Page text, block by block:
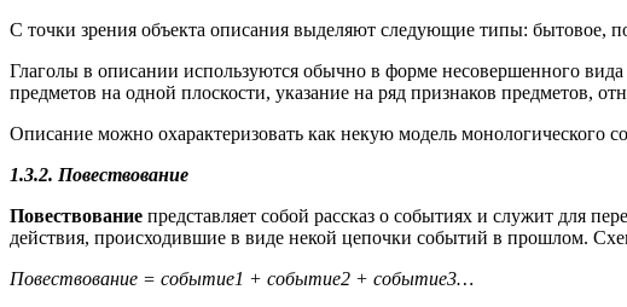
С точки зрения объекта описания выделяют следующие типы: бытовое,
Глаголы в описании используются обычно в форме несовершенного
предметов на одной плоскости, указание на ряд признаков предметов,
Описание можно охарактеризовать как некую модель
1.3.2. Повествование
Повествование представляет собой рассказ о событиях и служит для
действия, происходившие в виде некой цепочки событий в прошлом.
Повествование = событие1 + событие2 + событие3…